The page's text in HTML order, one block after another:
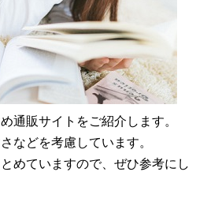
通販サイトをご紹介します。
などを考慮しています。
めていますので、ぜひ参考にし